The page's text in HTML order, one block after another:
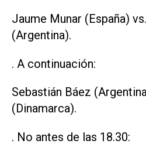
Jaume Munar (España)
(Argentina).
. A continuación:
Sebastián Báez
(Dinamarca).
. No antes de las 18.30: